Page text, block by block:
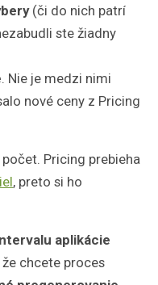
(či do nich patrí
ste žiadny
. Nie je medzi nimi
nové ceny z Pricing
Pricing prebieha
, preto si ho
aplikácie
že chcete proces